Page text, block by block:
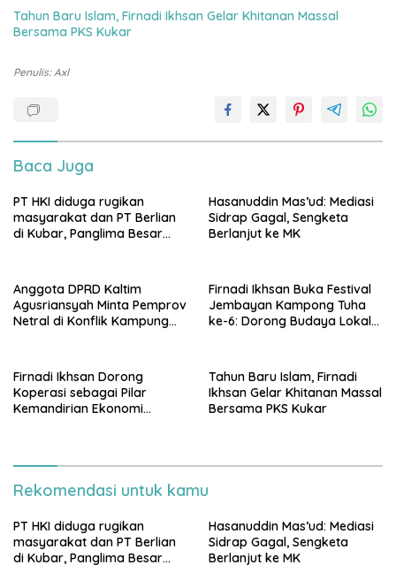
Tahun Baru Islam, Firnadi Ikhsan Gelar Khitanan Massal
Bersama PKS Kukar
Penulis: Axl
Baca Juga
PT HKI diduga rugikan
masyarakat dan PT Berlian
di Kubar, Panglima Besar
Hasanuddin Mas’ud: Mediasi
Sidrap Gagal, Sengketa
Berlanjut ke MK
Anggota DPRD Kaltim
Agusriansyah Minta Pemprov
Netral di Konflik Kampung
Firnadi Ikhsan Buka Festival
Jembayan Kampong Tuha
ke-6: Dorong Budaya Lokal
Firnadi Ikhsan Dorong
Koperasi sebagai Pilar
Kemandirian Ekonomi
Tahun Baru Islam, Firnadi
Ikhsan Gelar Khitanan Massal
Bersama PKS Kukar
Rekomendasi untuk kamu
PT HKI diduga rugikan
masyarakat dan PT Berlian
di Kubar, Panglima Besar
Hasanuddin Mas’ud: Mediasi
Sidrap Gagal, Sengketa
Berlanjut ke MK